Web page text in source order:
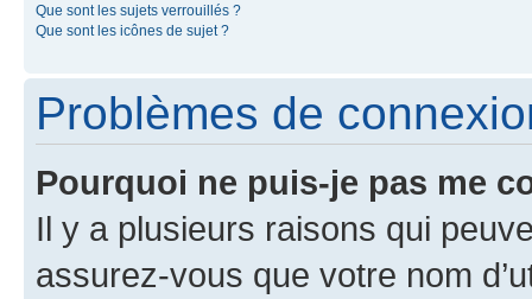
Que sont les sujets verrouillés ?
Que sont les icônes de sujet ?
Problèmes de
Pourquoi ne puis-je pas me
Il y a plusieurs raisons qui
assurez-vous que votre nom